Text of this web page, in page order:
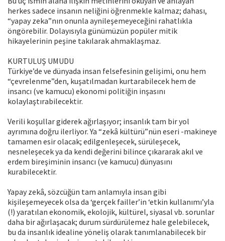
herkes sadece insanın neliğini öğrenmekle kalmaz; dahası,
“yapay zeka”nın onunla aynileşemeyeceğini rahatlıkla
öngörebilir. Dolayısıyla günümüzün popüler mitik
hikayelerinin peşine takılarak ahmaklaşmaz.
KURTULUŞ UMUDU
Türkiye’de ve dünyada insan felsefesinin gelişimi, onu hem
“çevrelenme”den, kuşatılmadan kurtarabilecek hem de
insancı (ve kamucu) ekonomi politiğin inşasını
kolaylaştırabilecektir.
Verili koşullar giderek ağırlaşıyor; insanlık tam bir yol
ayrımına doğru ilerliyor. Ya “zekâ kültürü”nün eseri -makineye
tamamen esir olacak; edilgenleşecek, sürüleşecek,
nesneleşecek ya da kendi değerini bilince çıkararak akıl ve
erdem bireşiminin insancı (ve kamucu) dünyasını
kurabilecektir.
Yapay zekâ, sözcüğün tam anlamıyla insan gibi
kişileşemeyecek olsa da ‘gerçek failler’in ‘etkin kullanımı’yla
(!) yaratılan ekonomik, ekolojik, kültürel, siyasal vb. sorunlar
daha bir ağırlaşacak; durum sürdürülemez hale gelebilecek,
bu da insanlık idealine yöneliş olarak tanımlanabilecek bir